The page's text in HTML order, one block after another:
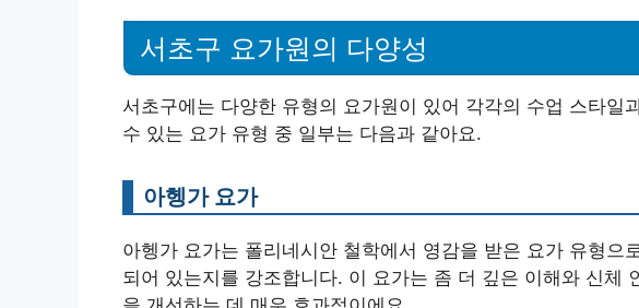
서초구 요가원의 다양성
서초구에는 다양한 유형의 요가원이 있어 각각의 수업 스타일
수 있는 요가 유형 중 일부는 다음과 같아요.
아헹가 요가
아헹가 요가는 폴리네시안 철학에서 영감을 받은 요가 유형으
되어 있는지를 강조합니다. 이 요가는 좀 더 깊은 이해와 신체